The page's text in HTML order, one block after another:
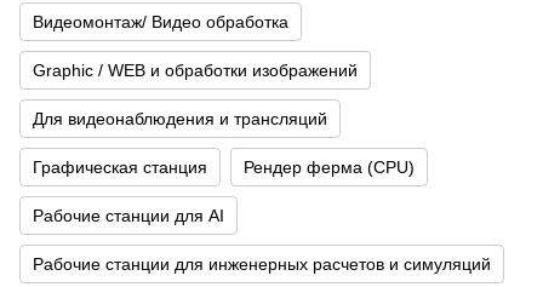
Видеомонтаж/ Видео обработка
Graphic / WEB и обработки изображений
Для видеонаблюдения и трансляций
Графическая станция Рендер ферма (CPU)
Рабочие станции для AI
Рабочие станции для инженерных расчетов и симуляций